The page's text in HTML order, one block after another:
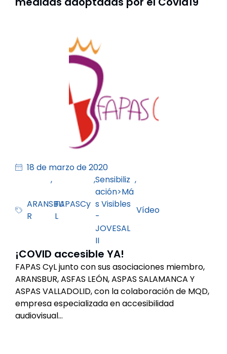
18 de marzo de 2020
ARANSBU
R
,
FAPASCy
L
,Sensibiliz
ación>Má
s Visibles
-
JOVESAL
II
,
Vídeo
¡COVID accesible YA!
FAPAS CyL junto con sus asociaciones miembro,
ARANSBUR, ASFAS LEÓN, ASPAS SALAMANCA Y
ASPAS VALLADOLID, con la colaboración de MQD,
empresa especializada en accesibilidad
audiovisual…